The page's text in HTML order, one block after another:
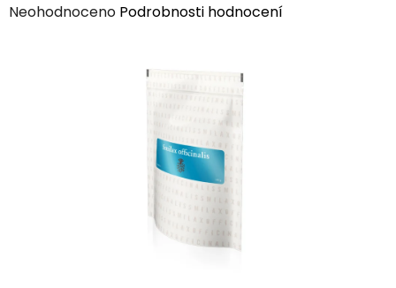
Průměrné
Neohodnoceno Podrobnosti hodnocení